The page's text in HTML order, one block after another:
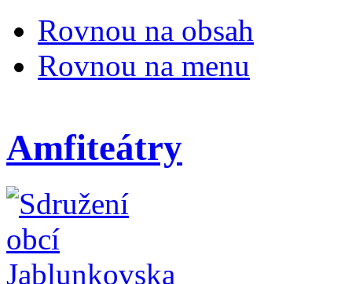
Rovnou na obsah
Rovnou na menu
Amfiteátry